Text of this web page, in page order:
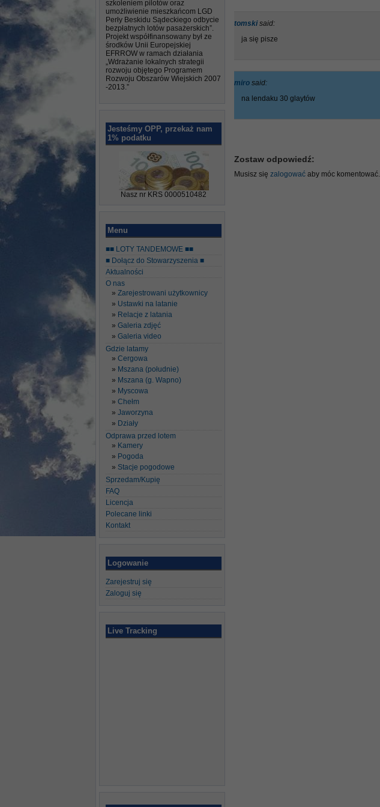
szkoleniem pilotów oraz
umożliwienie mieszkańcom LGD
Perły Beskidu Sądeckiego odbycie
bezpłatnych lotów pasażerskich”.
Projekt współfinansowany był ze
środków Unii Europejskiej
EFRROW w ramach działania
„Wdrażanie lokalnych strategii
rozwoju objętego Programem
Rozwoju Obszarów Wiejskich 2007
-2013.”
Jesteśmy OPP, przekaż nam
1% podatku
Nasz nr KRS 0000510482
Menu
■■ LOTY TANDEMOWE ■■
■ Dołącz do Stowarzyszenia ■
Aktualności
O nas
Zarejestrowani użytkownicy
Ustawki na latanie
Relacje z latania
Galeria zdjęć
Galeria video
Gdzie latamy
Cergowa
Mszana (południe)
Mszana (g. Wapno)
Myscowa
Chełm
Jaworzyna
Działy
Odprawa przed lotem
Kamery
Pogoda
Stacje pogodowe
Sprzedam/Kupię
FAQ
Licencja
Polecane linki
Kontakt
Logowanie
Zarejestruj się
Zaloguj się
Live Tracking
tomski said:
ja się pisze
miro said:
na lendaku 30 glaytów
Zostaw odpowiedź:
Musisz się zalogować aby móc komentować.